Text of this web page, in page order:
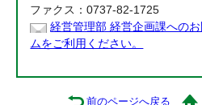
ファクス：0737-82-1725
経営管理部 経営企画課への
ムをご利用ください。
前のページへ戻る